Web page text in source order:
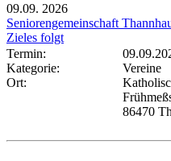
09.09. 2026
Seniorengemeinschaft
Zieles folgt
Termin:
Kategorie:
Vereine
Ort:
86470